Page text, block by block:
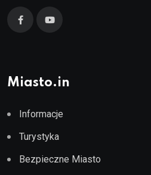
Miasto.in
Informacje
Turystyka
Bezpieczne Miasto